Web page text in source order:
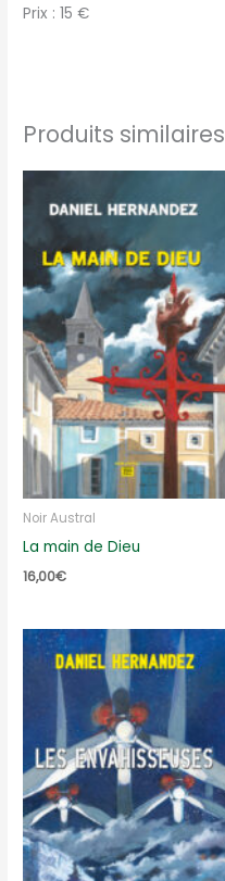
Prix : 15 €
Produits similaires
Noir Austral
La main de Dieu
16,00€